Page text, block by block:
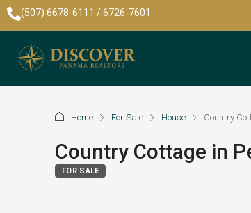
(507) 6678-6111 / 6726-7601
Home For Sale House Country
Country Cottage in
FOR SALE